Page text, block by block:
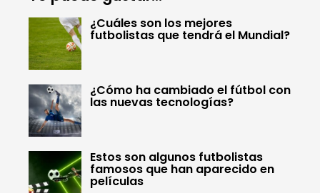
¿Cuáles son los mejores
futbolistas que tendrá el Mundial?
¿Cómo ha cambiado el fútbol con
las nuevas tecnologías?
Estos son algunos futbolistas
famosos que han aparecido en
películas